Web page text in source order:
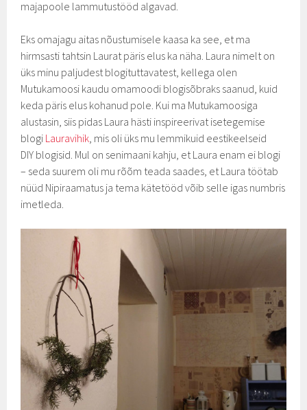
majapoole lammutustööd algavad.
Eks omajagu aitas nõustumisele kaasa ka see, et ma
hirmsasti tahtsin Laurat päris elus ka näha. Laura nimelt on
üks minu paljudest blogituttavatest, kellega olen
Mutukamoosi kaudu omamoodi blogisõbraks saanud, kuid
keda päris elus kohanud pole. Kui ma Mutukamoosiga
alustasin, siis pidas Laura hästi inspireerivat isetegemise
blogi Lauravihik, mis oli üks mu lemmikuid eestikeelseid
DIY blogisid. Mul on senimaani kahju, et Laura enam ei blogi
– seda suurem oli mu rõõm teada saades, et Laura töötab
nüüd Nipiraamatus ja tema kätetööd võib selle igas numbris
imetleda.